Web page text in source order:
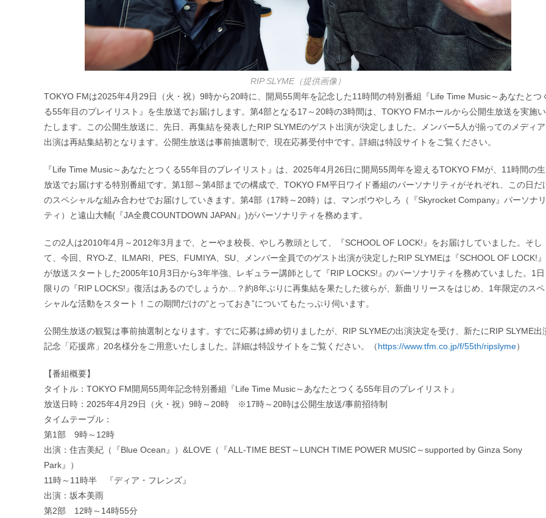
RIP SLYME（提供画像）
TOKYO FMは2025年4月29日（火・祝）9時から20時に、開局55周年を記念した11時間の特別番組『Life Time Music～あなたとつ
る55年目のプレイリスト』を生放送でお届けします。第4部となる17～20時の3時間は、TOKYO FMホールから公開生放送を実施い
たします。この公開生放送に、先日、再集結を発表したRIP SLYMEのゲスト出演が決定しました。メンバー5人が揃ってのメディア
出演は再結集結初となります。公開生放送は事前抽選制で、現在応募受付中です。詳細は特設サイトをご覧ください。
『Life Time Music～あなたとつくる55年目のプレイリスト』は、2025年4月26日に開局55周年を迎えるTOKYO FMが、11時間の生
放送でお届けする特別番組です。第1部～第4部までの構成で、TOKYO FM平日ワイド番組のパーソナリティがそれぞれ、この日だ
のスペシャルな組み合わせでお届けしていきます。第4部（17時～20時）は、マンボウやしろ（『Skyrocket Company』パーソナリ
ティ）と遠山大輔(『JA全農COUNTDOWN JAPAN』)がパーソナリティを務めます。
この2人は2010年4月～2012年3月まで、とーやま校長、やしろ教頭として、『SCHOOL OF LOCK!』をお届けしていました。そし
て、今回、RYO-Z、ILMARI、PES、FUMIYA、SU、メンバー全員でのゲスト出演が決定したRIP SLYMEは『SCHOOL OF LOCK!』
が放送スタートした2005年10月3日から3年半強、レギュラー講師として『RIP LOCKS!』のパーソナリティを務めていました。1日
限りの『RIP LOCKS!』復活はあるのでしょうか…？約8年ぶりに再集結を果たした彼らが、新曲リリースをはじめ、1年限定のスペ
シャルな活動をスタート！この期間だけの“とっておき”についてもたっぷり伺います。
公開生放送の観覧は事前抽選制となります。すでに応募は締め切りましたが、RIP SLYMEの出演決定を受け、新たにRIP SLYME出
記念「応援席」20名様分をご用意いたしました。詳細は特設サイトをご覧ください。（https://www.tfm.co.jp/f/55th/ripslyme）
【番組概要】
タイトル：TOKYO FM開局55周年記念特別番組『Life Time Music～あなたとつくる55年目のプレイリスト』
放送日時：2025年4月29日（火・祝）9時～20時 ※17時～20時は公開生放送/事前招待制
タイムテーブル：
第1部 9時～12時
出演：住吉美紀（『Blue Ocean』）&LOVE（『ALL‐TIME BEST～LUNCH TIME POWER MUSIC～supported by Ginza Sony
Park』）
11時～11時半 『ディア・フレンズ』
出演：坂本美雨
第2部 12時～14時55分